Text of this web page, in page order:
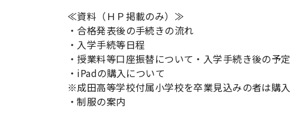
≪資料（ＨＰ掲載のみ）≫
・合格発表後の手続きの流れ
・入学手続等日程
・授業料等口座振替について・入学手続き後の予
・iPadの購入について
※成田高等学校付属小学校を卒業見込みの者は購入
・制服の案内